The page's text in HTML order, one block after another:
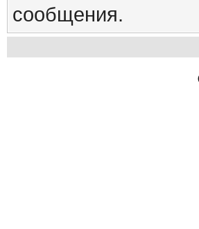
сообщения.